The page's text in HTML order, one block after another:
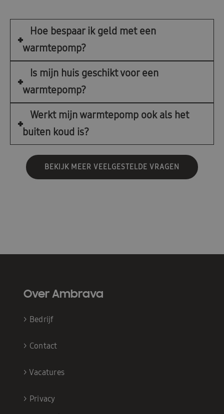
Hoe bespaar ik geld met een
warmtepomp?
Is mijn huis geschikt voor een
warmtepomp?
Werkt mijn warmtepomp ook als het
buiten koud is?
BEKIJK MEER VEELGESTELDE VRAGEN
Over Ambrava
> Bedrijf
> Contact
> Vacatures
> Privacy